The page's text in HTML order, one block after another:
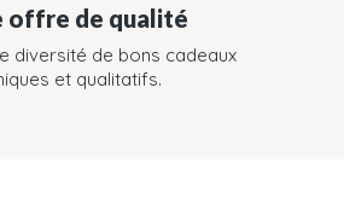
offre de qualité
diversité de bons cadeaux
et qualitatifs.